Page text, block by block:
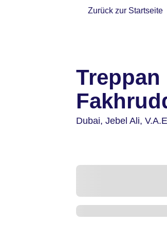
Zurück zur Startseite
Dubai, Jebel Ali,